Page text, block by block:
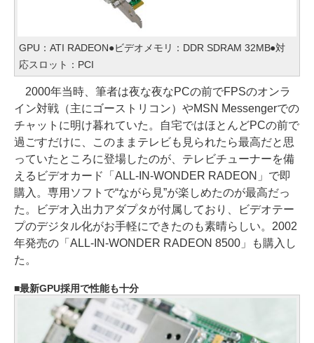
GPU：ATI RADEON●ビデオメモリ：DDR SDRAM 32MB●対
応スロット：PCI
2000年当時、筆者は夜な夜なPCの前でFPSのオンラ
イン対戦（主にゴーストリコン）やMSN Messengerでの
チャットに明け暮れていた。自宅ではほとんどPCの前で
過ごすだけに、このままテレビも見られたら最高だと思
っていたところに登場したのが、テレビチューナーを備
えるビデオカード「ALL-IN-WONDER RADEON」で即
購入。専用ソフトで“ながら見”が楽しめたのが最高だっ
た。ビデオ入出力アダプタが付属しており、ビデオテー
プのデジタル化がお手軽にできたのも素晴らしい。2002
年発売の「ALL-IN-WONDER RADEON 8500」も購入し
た。
最新GPU採用で性能も十分